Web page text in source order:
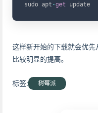
sudo apt -get
这样新开始的下载就会优
比较明显的提高。
标签: 树莓派